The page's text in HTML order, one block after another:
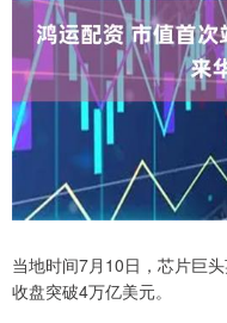
当地时间7月10日，芯片巨
收盘突破4万亿美元。